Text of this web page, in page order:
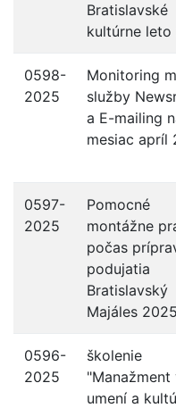
Bratislavské
kultúrne leto
0598-
2025
Monitoring
služby
a E-mailing
mesiac apríl
0597-
2025
Pomocné
montážne
počas
podujatia
Bratislavský
Majáles 2025
0596-
2025
školenie
"Manažment
umení a